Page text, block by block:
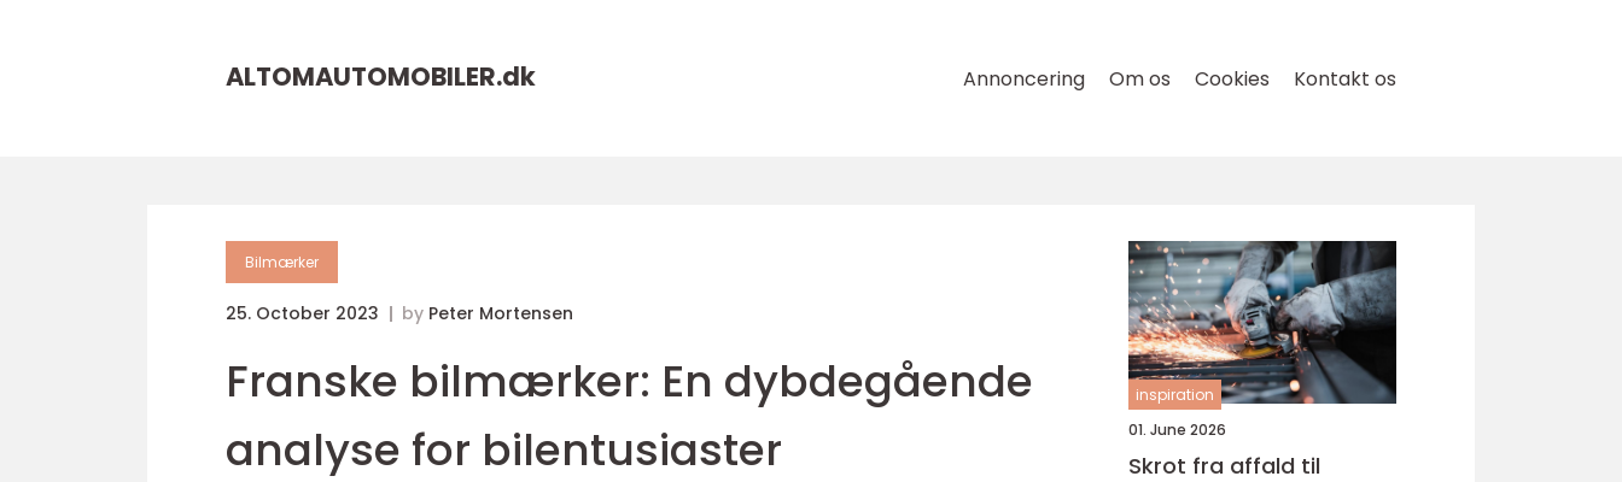
ALTOMAUTOMOBILER.dk Annoncering Om os Cookies Kontakt os
Bilmærker
25. October 2023 by Peter Mortensen
Franske bilmærker: En dybdegående
analyse for bilentusiaster
inspiration
01. June 2026
Skrot fra affald til